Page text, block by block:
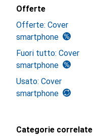
Offerte
Offerte: Cover
smartphone
Fuori tutto: Cover
smartphone
Usato: Cover
smartphone
Categorie correlate